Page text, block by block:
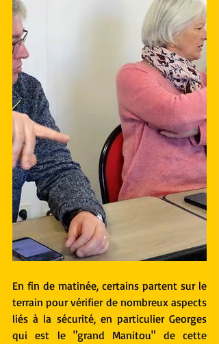
En fin de matinée, certains partent sur le
terrain pour vérifier de nombreux aspects
liés à la sécurité, en particulier Georges
qui est le "grand Manitou" de cette